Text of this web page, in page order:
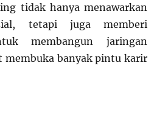
tidak hanya menawarkan
tetapi juga memberi
membangun jaringan
membuka banyak pintu karir